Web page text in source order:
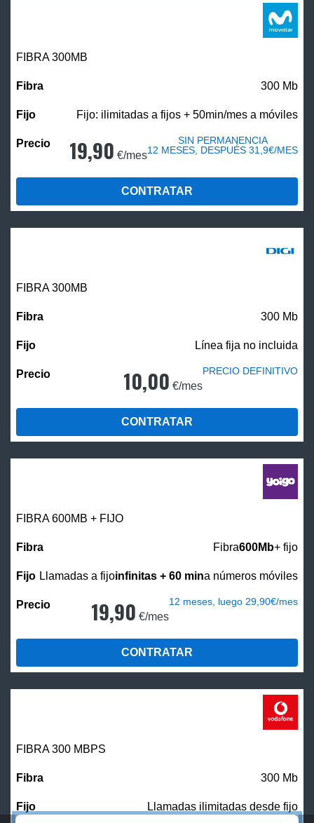
FIBRA 300MB
300 Mb
Fijo: ilimitadas a fijos + 50min/mes a móviles
19,90 €/mes
SIN PERMANENCIA
12 MESES, DESPUÉS 31,9€/MES
CONTRATAR
FIBRA 300MB
300 Mb
Línea fija no incluida
10,00 €/mes
PRECIO DEFINITIVO
CONTRATAR
FIBRA 600MB + FIJO
Fibra600Mb+ fijo
Llamadas a fijoinfinitas + 60 mina números móviles
19,90 €/mes
12 meses, luego 29,90€/mes
CONTRATAR
FIBRA 300 MBPS
300 Mb
Llamadas ilimitadas desde fijo